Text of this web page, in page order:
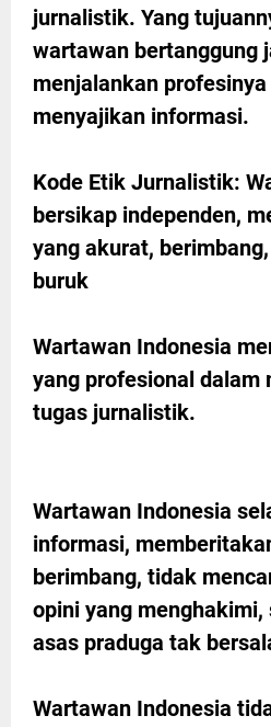
jurnalistik. Yang
wartawan bertanggung
menjalankan
menyajikan informasi.
Kode Etik Jurnalistik:
bersikap independen,
yang akurat,
buruk
Wartawan Indonesia
yang profesional dalam
tugas jurnalistik.
Wartawan Indonesia
informasi,
berimbang, tidak
opini yang
asas praduga tak
Wartawan Indonesia